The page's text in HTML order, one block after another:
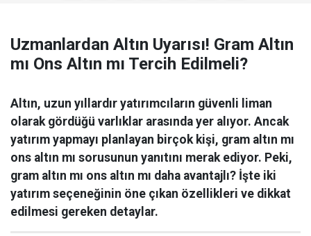
Uzmanlardan Altın Uyarısı! Gram Altın
mı Ons Altın mı Tercih Edilmeli?
Altın, uzun yıllardır yatırımcıların güvenli liman
olarak gördüğü varlıklar arasında yer alıyor. Ancak
yatırım yapmayı planlayan birçok kişi, gram altın mı
ons altın mı sorusunun yanıtını merak ediyor. Peki,
gram altın mı ons altın mı daha avantajlı? İşte iki
yatırım seçeneğinin öne çıkan özellikleri ve dikkat
edilmesi gereken detaylar.